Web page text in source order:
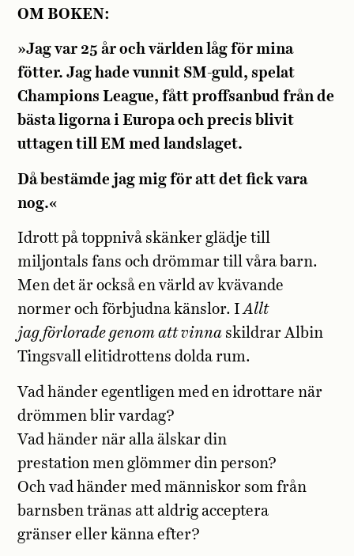
OM BOKEN:
»Jag var 25 år och världen låg för mina
fötter. Jag hade vunnit SM-guld, spelat
Champions League, fått proffsanbud från de
bästa ligorna i Europa och precis blivit
uttagen till EM med landslaget.
Då bestämde jag mig för att det fick vara
nog.«
Idrott på toppnivå skänker glädje till
miljontals fans och drömmar till våra barn.
Men det är också en värld av kvävande
normer och förbjudna känslor. IAllt
jag förlorade genom att vinna skildrar Albin
Tingsvall elitidrottens dolda rum.
Vad händer egentligen med en idrottare när
drömmen blir vardag?
Vad händer när alla älskar din
prestation men glömmer din person?
Och vad händer med människor som från
barnsben tränas att aldrig acceptera
gränser eller känna efter?